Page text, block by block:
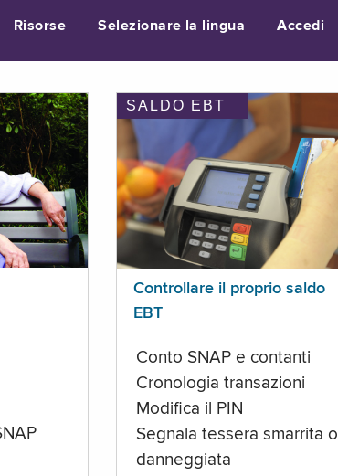
Risorse Selezionare la lingua Accedi
SALDO EBT
Controllare il proprio saldo
EBT
Conto SNAP e contanti
Cronologia transazioni
Modifica il PIN
Segnala tessera smarrita o
danneggiata